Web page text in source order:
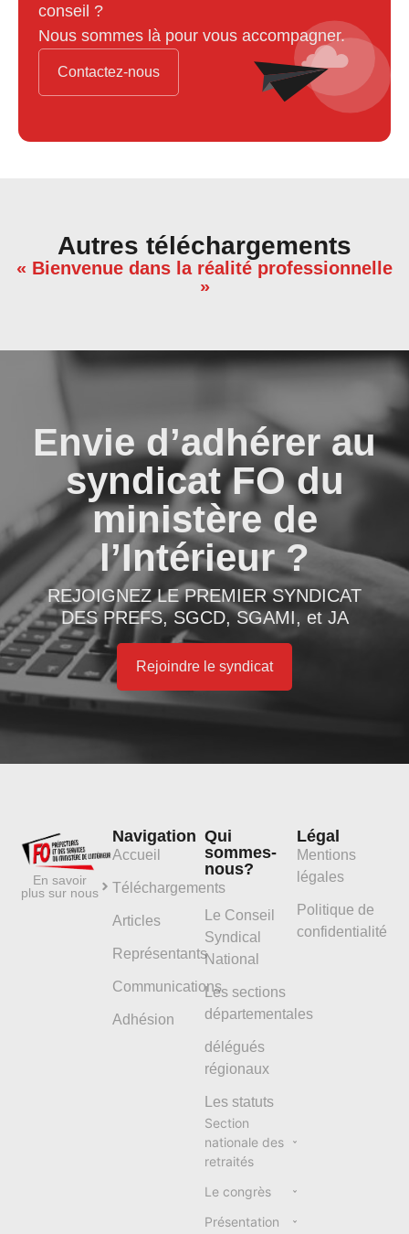
conseil ?
Nous sommes là pour vous accompagner.
Contactez-nous
Autres téléchargements
« Bienvenue dans la réalité professionnelle
»
Envie d’adhérer au
syndicat FO du
ministère de
l’Intérieur ?
REJOIGNEZ LE PREMIER SYNDICAT
DES PREFS, SGCD, SGAMI, et JA
Rejoindre le syndicat
En savoir
plus sur nous
Navigation
Accueil
Téléchargements
Articles
Représentants
Communications
Adhésion
Qui
sommes-
nous?
Le Conseil
Syndical
National
Les sections
départementales
délégués
régionaux
Les statuts
Section
nationale des
retraités
Le congrès
Présentation
Légal
Mentions
légales
Politique de
confidentialité